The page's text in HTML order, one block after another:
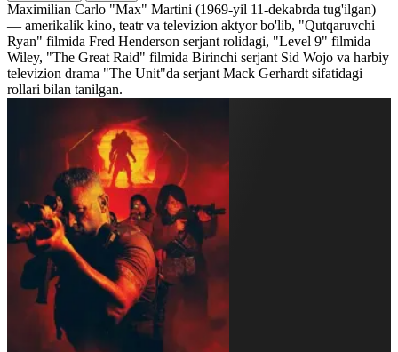
Maximilian Carlo "Max" Martini (1969-yil 11-dekabrda tug'ilgan)
— amerikalik kino, teatr va televizion aktyor bo'lib, "Qutqaruvchi
Ryan" filmida Fred Henderson serjant rolidagi, "Level 9" filmida
Wiley, "The Great Raid" filmida Birinchi serjant Sid Wojo va harbiy
televizion drama "The Unit"da serjant Mack Gerhardt sifatidagi
rollari bilan tanilgan.